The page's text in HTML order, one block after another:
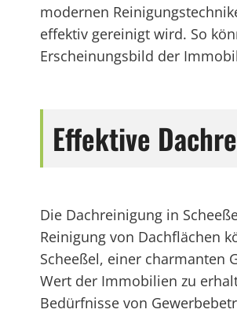
modernen
effektiv gereinigt wird. So
Erscheinungsbild der
Effektive
Die Dachreinigung in
Reinigung von Dachflächen
Scheeßel, einer charmanten
Wert der Immobilien zu
Bedürfnisse von